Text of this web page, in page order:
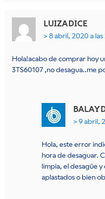
LUIZADICE
8 abril, 2020 a las
Hola!acabo de comprar hoy
3TS60107 ,no desagua..me
BALAY
9 abril,
Hola, este error
hora de desaguar.
limpia, el desagüe
aplastados o bien